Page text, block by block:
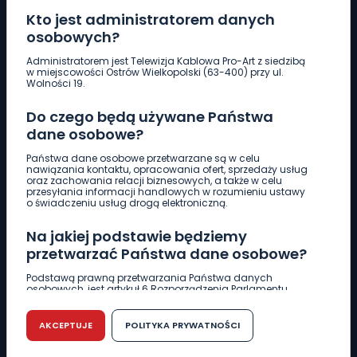
Kto jest administratorem danych
osobowych?
Administratorem jest Telewizja Kablowa Pro-Art z siedzibą
w miejscowości Ostrów Wielkopolski (63-400) przy ul.
Wolności 19.
Do czego będą używane Państwa
dane osobowe?
Państwa dane osobowe przetwarzane są w celu
nawiązania kontaktu, opracowania ofert, sprzedaży usług
oraz zachowania relacji biznesowych, a także w celu
przesyłania informacji handlowych w rozumieniu ustawy
o świadczeniu usług drogą elektroniczną.
Na jakiej podstawie będziemy
przetwarzać Państwa dane osobowe?
Podstawą prawną przetwarzania Państwa danych
osobowych, jest artykuł 6 Rozporządzenia Parlamentu
r. w sprawie ochrony osób fizycznych w związku z
przetwarzaniem danych osobowych w sprawie
swobodnego przepływu takich danych oraz uchylenia
dyrektywy 95/46/WE (RODO).
AKCEPTUJE POLITYKA PRYWATNOŚCI
Pobierz logotyp
661 997 997
REDAKCJA
62 735 22 22redakcja@wlkp24.info
DZIAŁ REKLAMY
62 735 01 85 reklama@wlkp24.info
WIADOMOŚCI
CIEKAWOSTKI